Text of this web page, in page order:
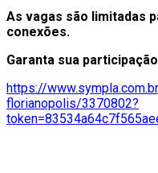
As vagas são limitadas
conexões.
Garanta sua
https://
florianopolis/3370802?